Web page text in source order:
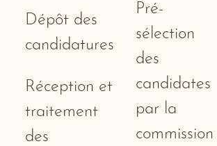
Dépôt des
candidatures
Réception et
traitement
des
Pré-
sélection
des
candidates
par la
commission